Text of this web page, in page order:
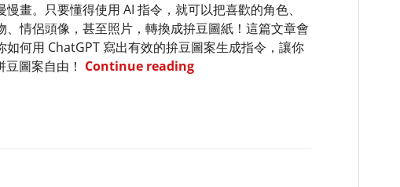
慢畫。只要懂得使用 AI 指令，就可以把喜歡的角色、
、情侶頭像，甚至照片，轉換成拚豆圖紙！這篇文章會
如何用 ChatGPT 寫出有效的拚豆圖案生成指令，讓你
圖案自由！ Continue reading拚豆圖案生成教學|用ChatGPT指令